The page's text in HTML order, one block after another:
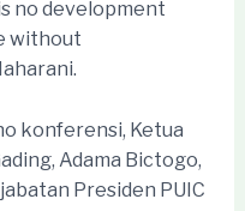
no development
without
konferensi, Ketua
Adama Bictogo,
Presiden PUIC